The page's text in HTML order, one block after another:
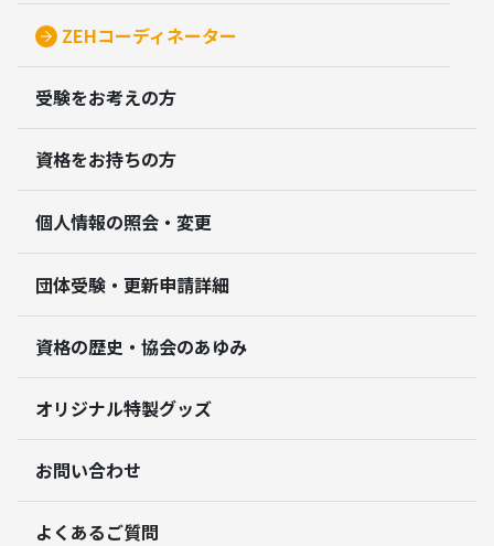
ZEHコーディネーター
受験をお考えの方
資格をお持ちの方
個人情報の照会・変更
団体受験・更新申請詳細
資格の歴史・協会のあゆみ
オリジナル特製グッズ
お問い合わせ
よくあるご質問